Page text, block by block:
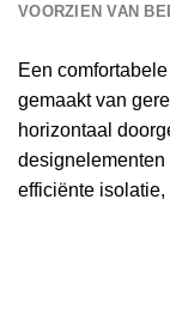
VOORZIEN VAN
Een
gemaakt van
horizontaal
efficiënte